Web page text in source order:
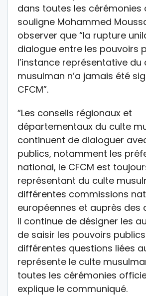
dans toutes les cérémonies
souligne Mohammed
observer que “la rupture
dialogue entre les pouvoirs
l’instance représentative du
musulman n’a jamais été
CFCM”.
“Les conseils régionaux et
départementaux du culte
continuent de dialoguer
publics, notamment les
national, le CFCM est
représentant du culte
différentes commissions
européennes et auprès des
Il continue de désigner les
de saisir les pouvoirs
différentes questions liées
représente le culte
toutes les cérémonies
explique le communiqué.